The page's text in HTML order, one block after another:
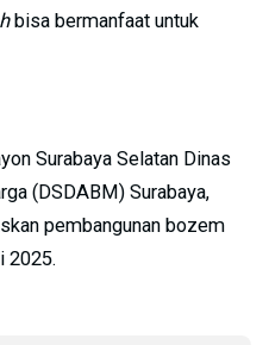
bisa bermanfaat untuk
Surabaya Selatan Dinas
(DSDABM) Surabaya,
pembangunan bozem
2025.